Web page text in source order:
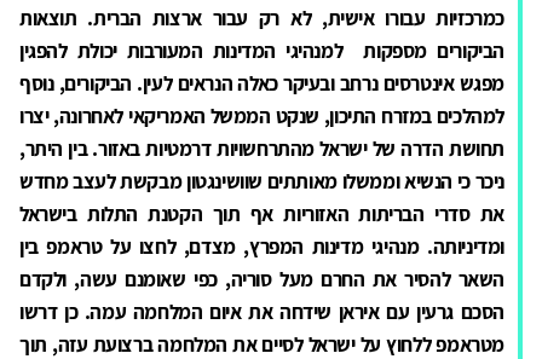
כמרכזיות עבורו אישית, לא רק עבור ארצות הברית. תוצאות
הביקורים מספקות למנהיגי המדינות המעורבות יכולת להפגין
מפגש אינטרסים נרחב ובעיקר כאלה הנראים לעין. הביקורים, נוסף
למהלכים במזרח התיכון, שנקט הממשל האמריקאי לאחרונה, יצרו
תחושת הדרה של ישראל מהתרחשויות דרמטיות באזור. בין היתר,
ניכר כי הנשיא וממשלו מאותתים שוושינגטון מבקשת לעצב מחדש
את סדרי הבריתות האזוריות אף תוך הקטנת התלות בישראל
ומדיניותה. מנהיגי מדינות המפרץ, מצדם, לחצו על טראמפ בין
השאר להסיר את החרם מעל סוריה, כפי שאומנם עשה, ולקדם
הסכם גרעין עם איראן שידחה את איום המלחמה עמה. כן דרשו
מטראמפ ללחוץ על ישראל לסיים את המלחמה ברצועת עזה, תוך